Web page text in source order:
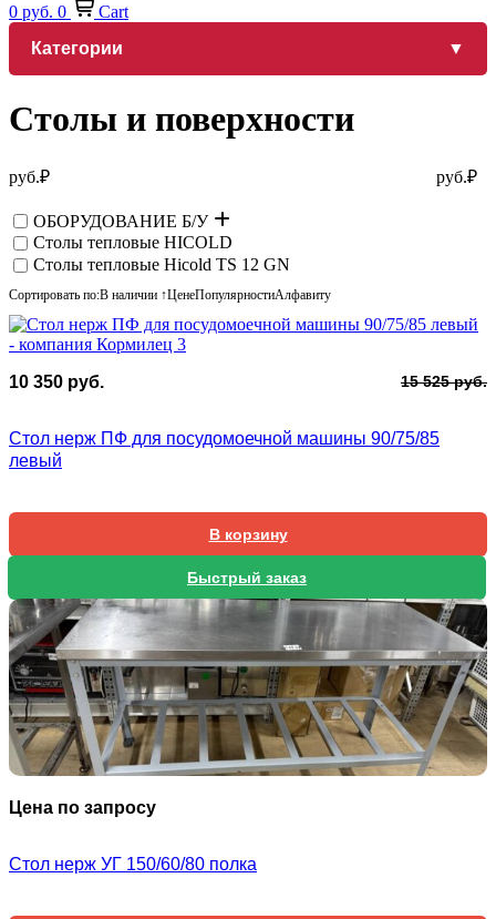
0 руб. 0
Cart
Категории
Столы и поверхности
руб.₽ руб.₽
ОБОРУДОВАНИЕ Б/У
Столы тепловые HICOLD
Столы тепловые Hicold TS 12 GN
Сортировать по:В наличии ↑ЦенеПопулярностиАлфавиту
15 525руб.
10 350 руб.
Стол нерж ПФ для посудомоечной машины 90/75/85
левый
В корзину
Быстрый заказ
Цена по запросу
Стол нерж УГ 150/60/80 полка